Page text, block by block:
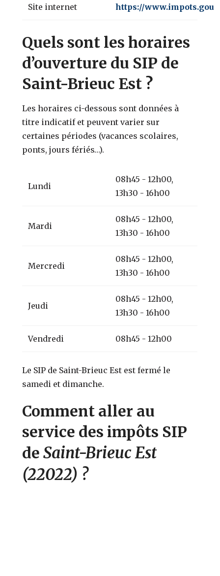
Site internet https://
Quels sont les horaires
d’ouverture du SIP de
Saint-Brieuc Est ?
Les horaires ci-dessous sont données à
titre indicatif et peuvent varier sur
certaines périodes (vacances scolaires,
ponts, jours fériés…).
Lundi
08h45 - 12h00,
13h30 - 16h00
Mardi
08h45 - 12h00,
13h30 - 16h00
Mercredi
08h45 - 12h00,
13h30 - 16h00
Jeudi
08h45 - 12h00,
13h30 - 16h00
Vendredi 08h45 - 12h00
Le SIP de Saint-Brieuc Est est fermé le
samedi et dimanche.
Comment aller au
service des impôts SIP
deSaint-Brieuc Est
(22022) ?